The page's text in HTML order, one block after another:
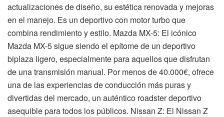
actualizaciones de diseño, su estética renovada y mejoras
en el manejo. Es un deportivo con motor turbo que
combina rendimiento y estilo. Mazda MX-5: El icónico
Mazda MX-5 sigue siendo el epítome de un deportivo
biplaza ligero, especialmente para aquellos que disfrutan
de una transmisión manual. Por menos de 40.000€, ofrece
una de las experiencias de conducción más puras y
divertidas del mercado, un auténtico roadster deportivo
asequible para todos los públicos. Nissan Z: El Nissan Z